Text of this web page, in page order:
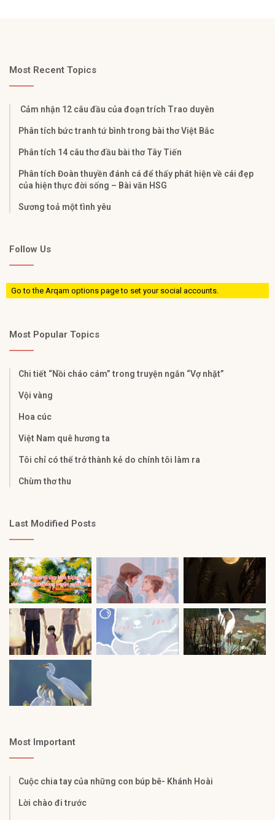
Most Recent Topics
Cảm nhận 12 câu đầu của đoạn trích Trao duyên
Phân tích bức tranh tứ bình trong bài thơ Việt Bắc
Phân tích 14 câu thơ đầu bài thơ Tây Tiến
Phân tích Đoàn thuyền đánh cá để thấy phát hiện về cái đẹp
của hiện thực đời sống – Bài văn HSG
Sương toả một tình yêu
Follow Us
Go to the Arqam options page to set your social accounts.
Most Popular Topics
Chi tiết “Nồi cháo cám” trong truyện ngắn “Vợ nhặt”
Vội vàng
Hoa cúc
Việt Nam quê hương ta
Tôi chỉ có thể trở thành kẻ do chính tôi làm ra
Chùm thơ thu
Last Modified Posts
Most Important
Cuộc chia tay của những con búp bê- Khánh Hoài
Lời chào đi trước